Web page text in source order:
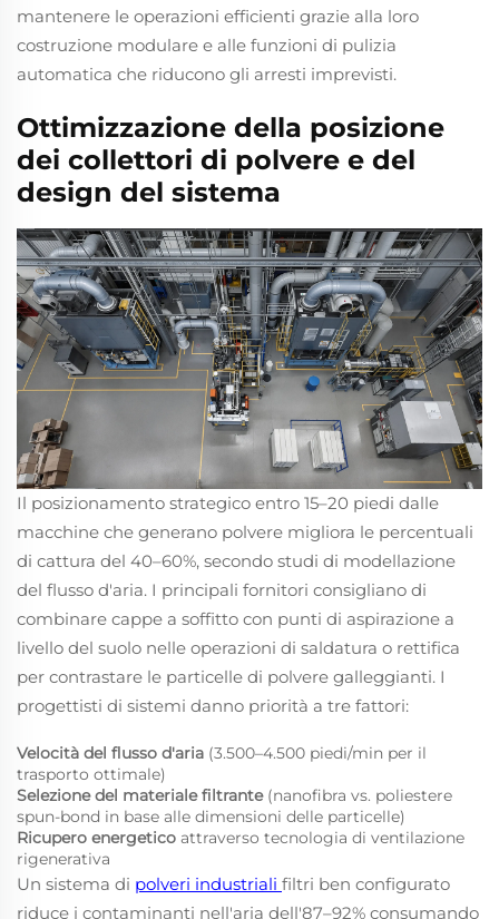
mantenere le operazioni efficienti grazie alla loro
costruzione modulare e alle funzioni di pulizia
automatica che riducono gli arresti imprevisti.
Ottimizzazione della posizione
dei collettori di polvere e del
design del sistema
Il posizionamento strategico entro 15–20 piedi dalle
macchine che generano polvere migliora le percentuali
di cattura del 40–60%, secondo studi di modellazione
del flusso d'aria. I principali fornitori consigliano di
combinare cappe a soffitto con punti di aspirazione a
livello del suolo nelle operazioni di saldatura o rettifica
per contrastare le particelle di polvere galleggianti. I
progettisti di sistemi danno priorità a tre fattori:
Velocità del flusso d'aria (3.500–4.500 piedi/min per il
trasporto ottimale)
Selezione del materiale filtrante (nanofibra vs. poliestere
spun-bond in base alle dimensioni delle particelle)
Ricupero energetico attraverso tecnologia di ventilazione
rigenerativa
Un sistema di polveri industriali filtri ben configurato
riduce i contaminanti nell'aria dell'87–92% consumando